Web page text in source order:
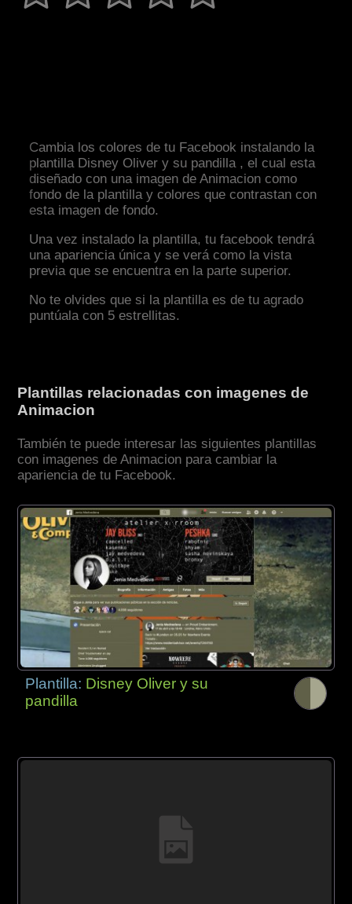
Cambia los colores de tu Facebook instalando la
plantilla Disney Oliver y su pandilla , el cual esta
diseñado con una imagen de Animacion como
fondo de la plantilla y colores que contrastan con
esta imagen de fondo.
Una vez instalado la plantilla, tu facebook tendrá
una apariencia única y se verá como la vista
previa que se encuentra en la parte superior.
No te olvides que si la plantilla es de tu agrado
puntúala con 5 estrellitas.
Plantillas relacionadas con imagenes de
Animacion
También te puede interesar las siguientes plantillas
con imagenes de Animacion para cambiar la
apariencia de tu Facebook.
Plantilla: Disney Oliver y su
pandilla